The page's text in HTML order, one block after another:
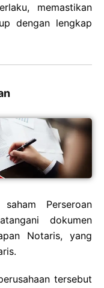
memastikan
dengan lengkap
Perseroan
dokumen
Notaris, yang
tersebut